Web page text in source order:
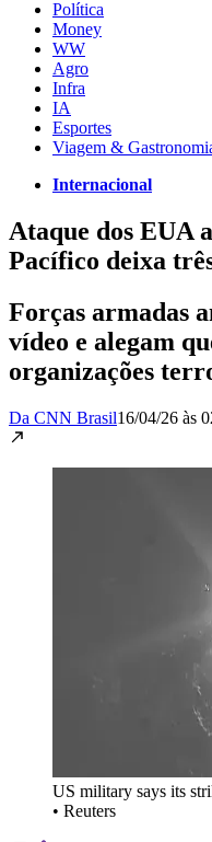
Política
Money
WW
Agro
Infra
IA
Esportes
Viagem &
Internacional
Ataque dos EUA
Pacífico deixa
Forças armadas
vídeo e alegam
organizações
Da CNN Brasil16/04/26 às
US military says its
• Reuters